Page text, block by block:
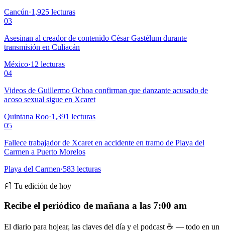
Cancún·1,925 lecturas
03
Asesinan al creador de contenido César Gastélum durante
transmisión en Culiacán
México·12 lecturas
04
Videos de Guillermo Ochoa confirman que danzante acusado de
acoso sexual sigue en Xcaret
Quintana Roo·1,391 lecturas
05
Fallece trabajador de Xcaret en accidente en tramo de Playa del
Carmen a Puerto Morelos
Playa del Carmen·583 lecturas
📰 Tu edición de hoy
Recibe el periódico de mañana a las 7:00 am
El diario para hojear, las claves del día y el podcast ☕ — todo en un